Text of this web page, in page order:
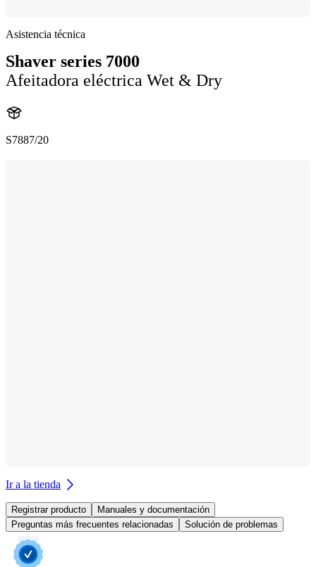
Asistencia técnica
Shaver series 7000
Afeitadora eléctrica Wet & Dry
S7887/20
Ir a la tienda
Registrar producto
Manuales y documentación
Preguntas más frecuentes relacionadas
Solución de problemas